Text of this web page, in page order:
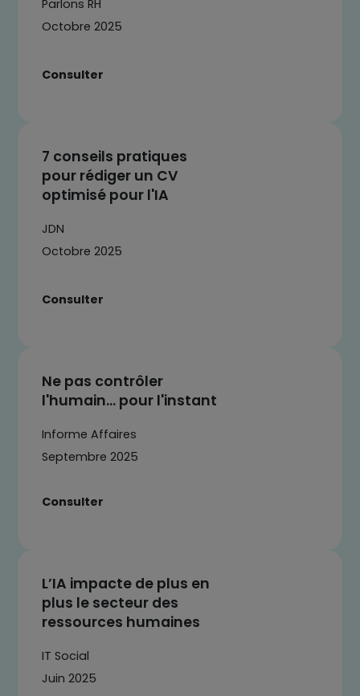
Parlons RH
Octobre 2025
Consulter
7 conseils pratiques
pour rédiger un CV
optimisé pour l'IA
JDN
Octobre 2025
Consulter
Ne pas contrôler
l'humain... pour l'instant
Informe Affaires
Septembre 2025
Consulter
L’IA impacte de plus en
plus le secteur des
ressources humaines
IT Social
Juin 2025